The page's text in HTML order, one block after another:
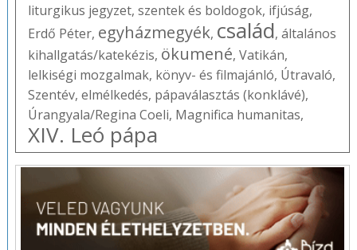
liturgikus jegyzet, szentek és boldogok, ifjúság,
Erdő Péter, egyházmegyék, család, általános
kihallgatás/katekézis, ökumené, Vatikán,
lelkiségi mozgalmak, könyv- és filmajánló, Útravaló,
Szentév, elmélkedés, pápaválasztás (konklávé),
Úrangyala/Regina Coeli, Magnifica humanitas,
XIV. Leó pápa